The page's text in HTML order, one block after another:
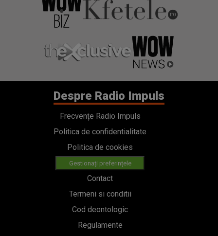
Despre Radio Impuls
Frecvențe Radio Impuls
Politica de confidentialitate
Politica de cookies
Gestionați preferințele
Contact
Termeni si conditii
Cod deontologic
Regulamente